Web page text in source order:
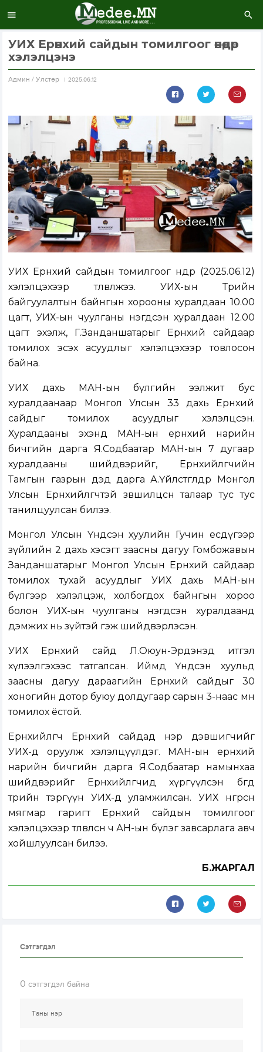
УИХ Ерөнхий сайдын томилгоог өнөөдөр
хэлэлцэнэ
Aдмин / Улстөр 2025.06.12
УИХ Ерөнхий сайдын томилгоог өнөөдөр (2025.06.12)
хэлэлцэхээр төлөвлөжээ. УИХ-ын Төрийн
байгуулалтын байнгын хорооны хуралдаан 10.00
цагт, УИХ-ын чуулганы нэгдсэн хуралдаан 12.00
цагт эхэлж, Г.Занданшатарыг Ерөнхий сайдаар
томилох эсэх асуудлыг хэлэлцэхээр товлосон
байна.
УИХ дахь МАН-ын бүлгийн ээлжит бус
хуралдаанаар Монгол Улсын 33 дахь Ерөнхий
сайдыг томилох асуудлыг хэлэлцсэн.
Хуралдааны эхэнд МАН-ын ерөнхий нарийн
бичгийн дарга Я.Содбаатар МАН-ын 7 дугаар
хуралдааны шийдвэрийг, Ерөнхийлөгчийн
Тамгын газрын дэд дарга А.Үйлстөгөлдөр Монгол
Улсын Ерөнхийлөгчтэй зөвшилцсөн талаар тус тус
танилцуулсан билээ.
Монгол Улсын Үндсэн хуулийн Гучин есдүгээр
зүйлийн 2 дахь хэсэгт заасны дагуу Гомбожавын
Занданшатарыг Монгол Улсын Ерөнхий сайдаар
томилох тухай асуудлыг УИХ дахь МАН-ын
бүлгээр хэлэлцэж, холбогдох байнгын хороо
болон УИХ-ын чуулганы нэгдсэн хуралдаанд
дэмжих нь зүйтэй гэж шийдвэрлэсэн.
УИХ Ерөнхий сайд Л.Оюун-Эрдэнэд итгэл
хүлээлгэхээс татгалсан. Иймд Үндсэн хуульд
заасны дагуу дараагийн Ерөнхий сайдыг 30
хоногийн дотор буюу долдугаар сарын 3-наас өмнө
томилох ёстой.
Ерөнхийлөгч Ерөнхий сайдад нэр дэвшигчийг
УИХ-д оруулж хэлэлцүүлдэг. МАН-ын ерөнхий
нарийн бичгийн дарга Я.Содбаатар намынхаа
шийдвэрийг Ерөнхийлөгчид хүргүүлсэн бөгөөд
төрийн тэргүүн УИХ-д уламжилсан. УИХ өнгөрсөн
мягмар гаригт Ерөнхий сайдын томилгоог
хэлэлцэхээр төлөвлөсөн ч АН-ын бүлэг завсарлага авч
хойшлуулсан билээ.
Б.ЖАРГАЛ
Сэтгэгдэл
0 сэтгэгдэл байна